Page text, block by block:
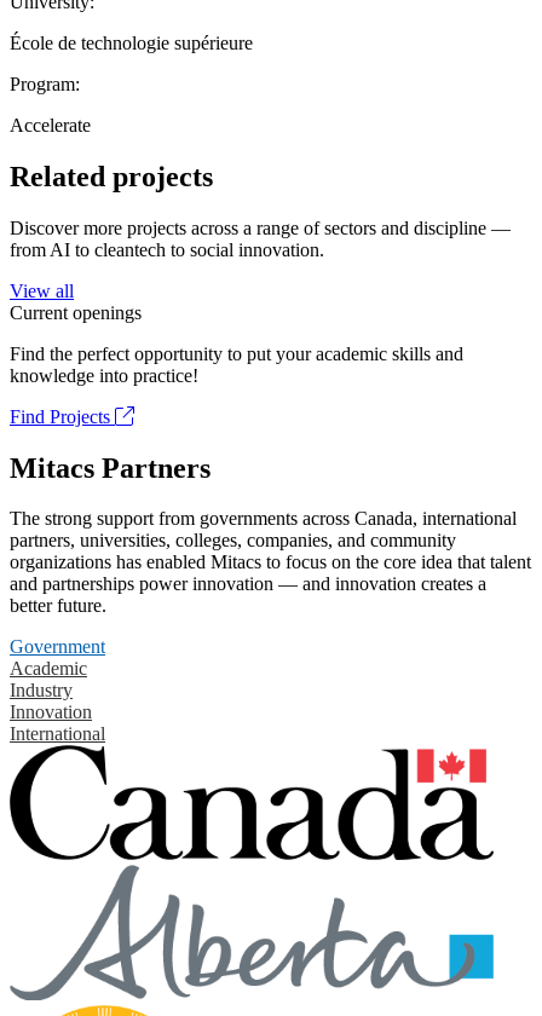
École de technologie supérieure
Program:
Accelerate
Related projects
Discover more projects across a range of sectors and discipline —
from AI to cleantech to social innovation.
View all
Current openings
Find the perfect opportunity to put your academic skills and
knowledge into practice!
Find Projects
Mitacs Partners
The strong support from governments across Canada, international
partners, universities, colleges, companies, and community
organizations has enabled Mitacs to focus on the core idea that talent
and partnerships power innovation — and innovation creates a
better future.
Government
Academic
Industry
Innovation
International